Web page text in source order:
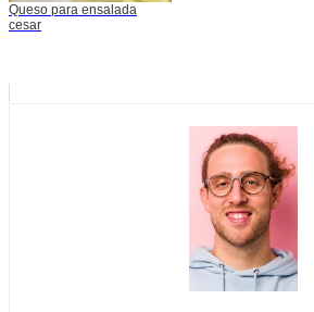
Queso para ensalada
cesar